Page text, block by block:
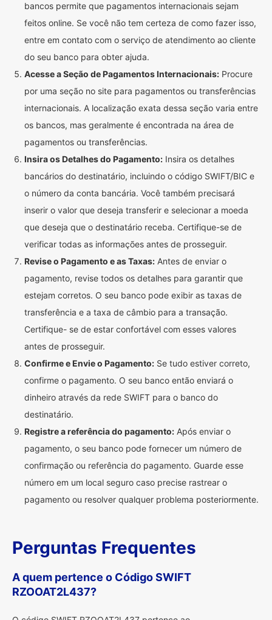
bancos permite que pagamentos internacionais sejam
feitos online. Se você não tem certeza de como fazer isso,
entre em contato com o serviço de atendimento ao cliente
do seu banco para obter ajuda.
Acesse a Seção de Pagamentos Internacionais: Procure
por uma seção no site para pagamentos ou transferências
internacionais. A localização exata dessa seção varia entre
os bancos, mas geralmente é encontrada na área de
pagamentos ou transferências.
Insira os Detalhes do Pagamento: Insira os detalhes
bancários do destinatário, incluindo o código SWIFT/BIC e
o número da conta bancária. Você também precisará
inserir o valor que deseja transferir e selecionar a moeda
que deseja que o destinatário receba. Certifique-se de
verificar todas as informações antes de prosseguir.
Revise o Pagamento e as Taxas: Antes de enviar o
pagamento, revise todos os detalhes para garantir que
estejam corretos. O seu banco pode exibir as taxas de
transferência e a taxa de câmbio para a transação.
Certifique- se de estar confortável com esses valores
antes de prosseguir.
Confirme e Envie o Pagamento: Se tudo estiver correto,
confirme o pagamento. O seu banco então enviará o
dinheiro através da rede SWIFT para o banco do
destinatário.
Registre a referência do pagamento: Após enviar o
pagamento, o seu banco pode fornecer um número de
confirmação ou referência do pagamento. Guarde esse
número em um local seguro caso precise rastrear o
pagamento ou resolver qualquer problema posteriormente.
Perguntas Frequentes
A quem pertence o Código SWIFT
RZOOAT2L437?